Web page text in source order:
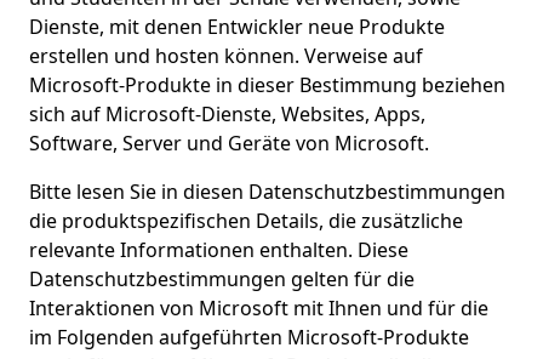
Dienste, mit denen Entwickler neue Produkte
erstellen und hosten können. Verweise auf
Microsoft-Produkte in dieser Bestimmung beziehen
sich auf Microsoft-Dienste, Websites, Apps,
Software, Server und Geräte von Microsoft.
Bitte lesen Sie in diesen Datenschutzbestimmungen
die produktspezifischen Details, die zusätzliche
relevante Informationen enthalten. Diese
Datenschutzbestimmungen gelten für die
Interaktionen von Microsoft mit Ihnen und für die
im Folgenden aufgeführten Microsoft-Produkte